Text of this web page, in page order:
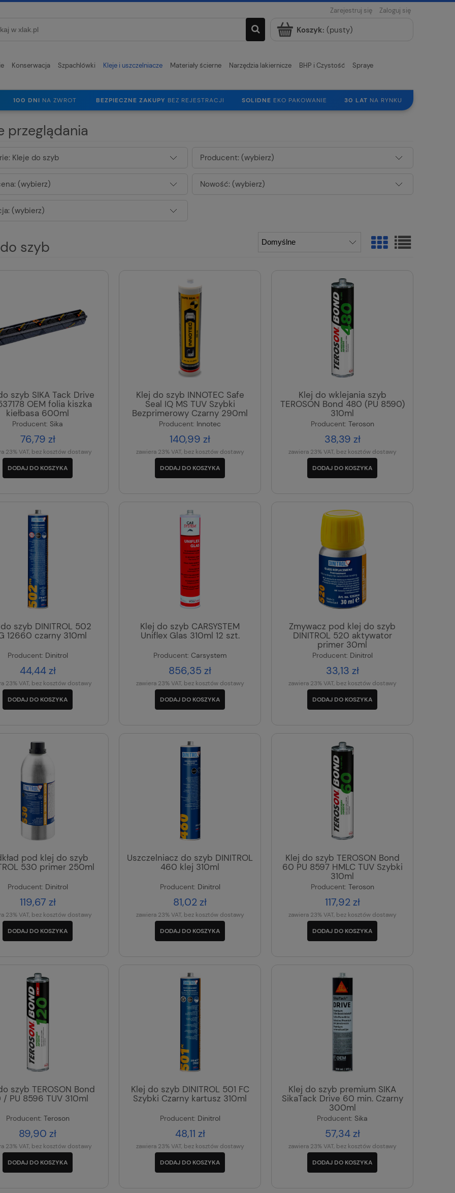
Zarejestruj się Zaloguj się
Koszyk: (pusty)
Konserwacja Szpachlówki Kleje i uszczelniacze Materiały ścierne Narzędzia lakiernicze BHP i Czystość Spraye
100 DNI NA ZWROT BEZPIECZNE ZAKUPY BEZ REJESTRACJI SOLIDNE EKO PAKOWANIE 30 LAT NA RYNKU
przeglądania
Kleje do szyb Producent: (wybierz)
(wybierz) Nowość: (wybierz)
(wybierz)
szyb
szyb SIKA Tack Drive
OEM folia kiszka
kiełbasa 600ml
Producent: Sika
76,79 zł
23% VAT, bez kosztów dostawy
DODAJ DO KOSZYKA
Klej do szyb INNOTEC Safe
Seal IQ MS TUV Szybki
Bezprimerowy Czarny 290ml
Producent: Innotec
140,99 zł
zawiera 23% VAT, bez kosztów dostawy
DODAJ DO KOSZYKA
Klej do wklejania szyb
TEROSON Bond 480 (PU 8590)
310ml
Producent: Teroson
38,39 zł
zawiera 23% VAT, bez kosztów dostawy
DODAJ DO KOSZYKA
szyb DINITROL 502
12660 czarny 310ml
Producent: Dinitrol
44,44 zł
23% VAT, bez kosztów dostawy
DODAJ DO KOSZYKA
Klej do szyb CARSYSTEM
Uniflex Glas 310ml 12 szt.
Producent: Carsystem
856,35 zł
zawiera 23% VAT, bez kosztów dostawy
DODAJ DO KOSZYKA
Zmywacz pod klej do szyb
DINITROL 520 aktywator
primer 30ml
Producent: Dinitrol
33,13 zł
zawiera 23% VAT, bez kosztów dostawy
DODAJ DO KOSZYKA
pod klej do szyb
530 primer 250ml
Producent: Dinitrol
119,67 zł
23% VAT, bez kosztów dostawy
DODAJ DO KOSZYKA
Uszczelniacz do szyb DINITROL
460 klej 310ml
Producent: Dinitrol
81,02 zł
zawiera 23% VAT, bez kosztów dostawy
DODAJ DO KOSZYKA
Klej do szyb TEROSON Bond
60 PU 8597 HMLC TUV Szybki
310ml
Producent: Teroson
117,92 zł
zawiera 23% VAT, bez kosztów dostawy
DODAJ DO KOSZYKA
szyb TEROSON Bond
/ PU 8596 TUV 310ml
Producent: Teroson
89,90 zł
23% VAT, bez kosztów dostawy
DODAJ DO KOSZYKA
Klej do szyb DINITROL 501 FC
Szybki Czarny kartusz 310ml
Producent: Dinitrol
48,11 zł
zawiera 23% VAT, bez kosztów dostawy
DODAJ DO KOSZYKA
Klej do szyb premium SIKA
SikaTack Drive 60 min. Czarny
300ml
Producent: Sika
57,34 zł
zawiera 23% VAT, bez kosztów dostawy
DODAJ DO KOSZYKA